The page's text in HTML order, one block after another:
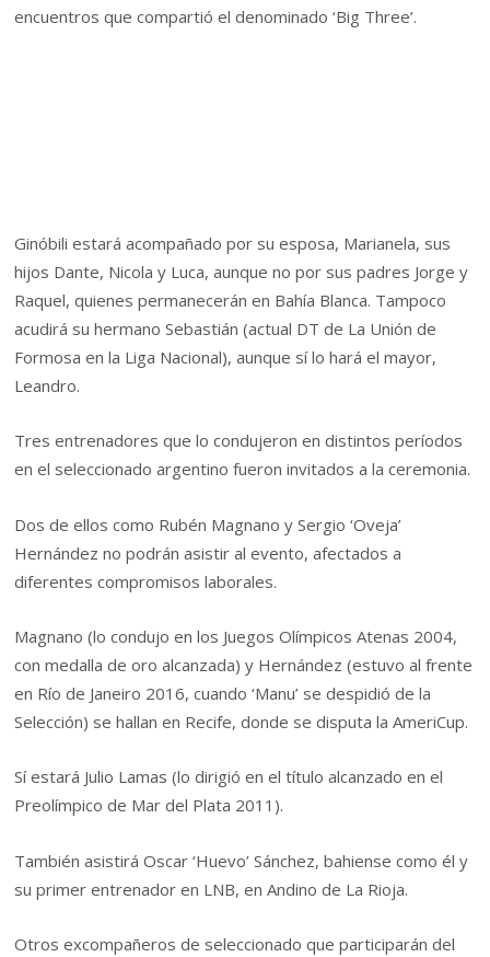
encuentros que compartió el denominado ‘Big Three’.
Ginóbili estará acompañado por su esposa, Marianela, sus
hijos Dante, Nicola y Luca, aunque no por sus padres Jorge y
Raquel, quienes permanecerán en Bahía Blanca. Tampoco
acudirá su hermano Sebastián (actual DT de La Unión de
Formosa en la Liga Nacional), aunque sí lo hará el mayor,
Leandro.
Tres entrenadores que lo condujeron en distintos períodos
en el seleccionado argentino fueron invitados a la ceremonia.
Dos de ellos como Rubén Magnano y Sergio ‘Oveja’
Hernández no podrán asistir al evento, afectados a
diferentes compromisos laborales.
Magnano (lo condujo en los Juegos Olímpicos Atenas 2004,
con medalla de oro alcanzada) y Hernández (estuvo al frente
en Río de Janeiro 2016, cuando ‘Manu’ se despidió de la
Selección) se hallan en Recife, donde se disputa la AmeriCup.
Sí estará Julio Lamas (lo dirigió en el título alcanzado en el
Preolímpico de Mar del Plata 2011).
También asistirá Oscar ‘Huevo’ Sánchez, bahiense como él y
su primer entrenador en LNB, en Andino de La Rioja.
Otros excompañeros de seleccionado que participarán del